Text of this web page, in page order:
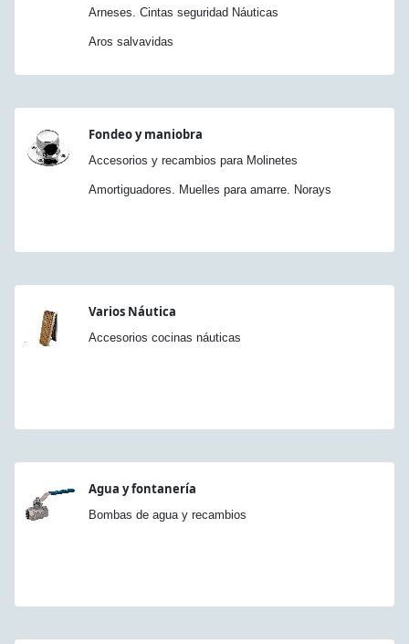
Arneses. Cintas seguridad Náuticas
Aros salvavidas
Fondeo y maniobra
Accesorios y recambios para Molinetes
Amortiguadores. Muelles para amarre. Norays
Varios Náutica
Accesorios cocinas náuticas
Agua y fontanería
Bombas de agua y recambios